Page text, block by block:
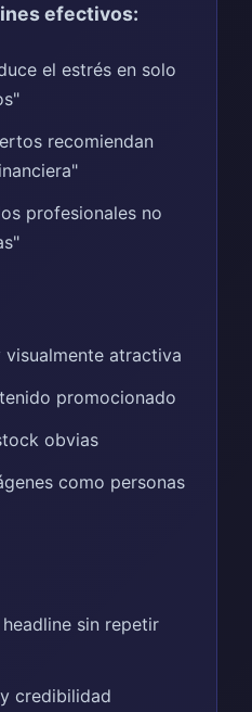
efectivos:
el estrés en solo
recomiendan
profesionales no
atractiva
promocionado
obvias
como personas
sin repetir
credibilidad